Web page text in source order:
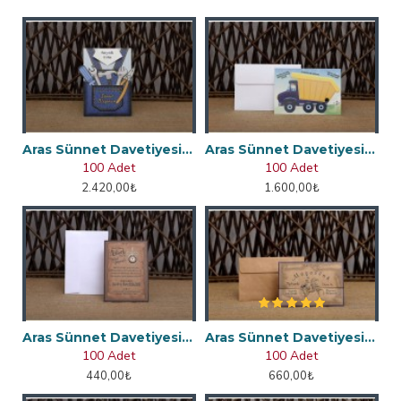
Aras Sünnet Davetiyesi 4962
100 Adet
2.420,00₺
Aras Sünnet Davetiyesi 4963
100 Adet
1.600,00₺
Aras Sünnet Davetiyesi 4856
100 Adet
440,00₺
Aras Sünnet Davetiyesi 4859
100 Adet
660,00₺